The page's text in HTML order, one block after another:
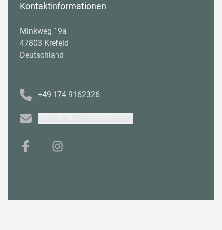
Kontaktinformationen
Minkweg 19a
47803 Krefeld
Deutschland
+49 174 9162326
Email
FacebookInstagram